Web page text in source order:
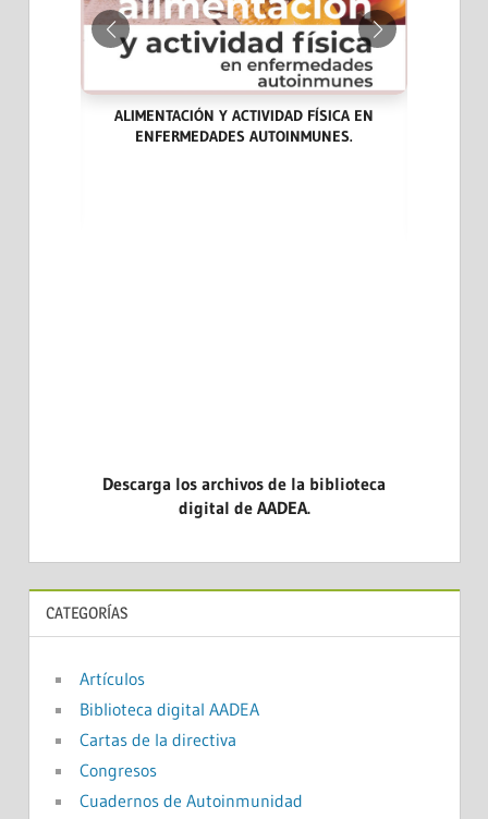
ALIMENTACIÓN Y ACTIVIDAD FÍSICA EN
ENFERMEDADES AUTOINMUNES.
Descarga los archivos de la biblioteca
digital de AADEA.
CATEGORÍAS
Artículos
Biblioteca digital AADEA
Cartas de la directiva
Congresos
Cuadernos de Autoinmunidad